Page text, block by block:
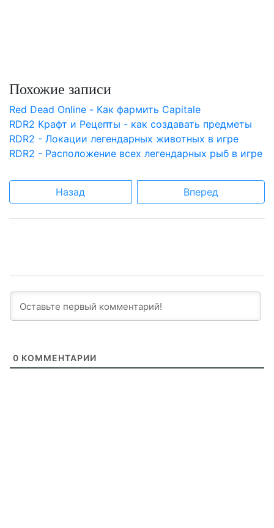
Похожие записи
Red Dead Online - Как фармить Capitale
RDR2 Крафт и Рецепты - как создавать предметы
RDR2 - Локации легендарных животных в игре
RDR2 - Расположение всех легендарных рыб в игре
Назад Вперед
0 КОММЕНТАРИИ